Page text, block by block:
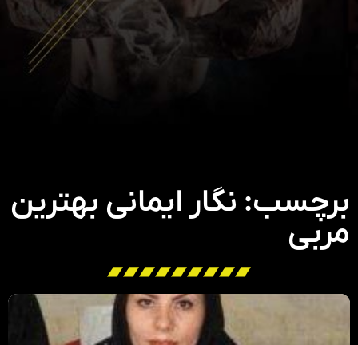
برچسب: نگار ایمانی بهترین
مربی